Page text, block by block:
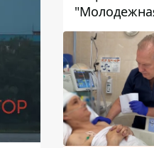
Украины –